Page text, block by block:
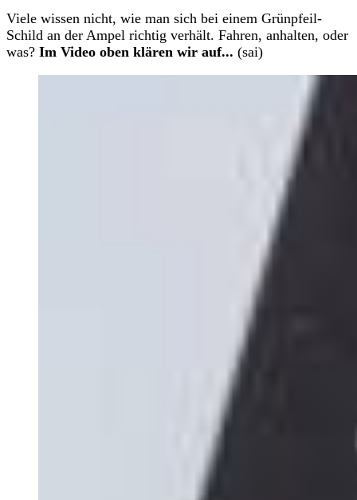
Viele wissen nicht, wie man sich bei einem Grünpfeil-
Schild an der Ampel richtig verhält. Fahren, anhalten, oder
was? Im Video oben klären wir auf... (sai)